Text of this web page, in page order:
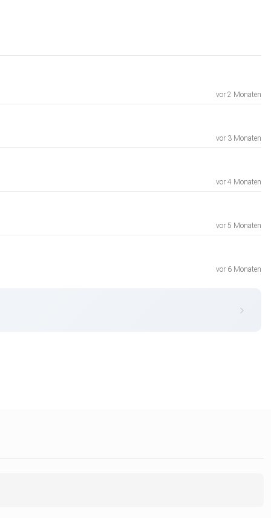
vor 2 Monaten
vor 3 Monaten
vor 4 Monaten
vor 5 Monaten
vor 6 Monaten